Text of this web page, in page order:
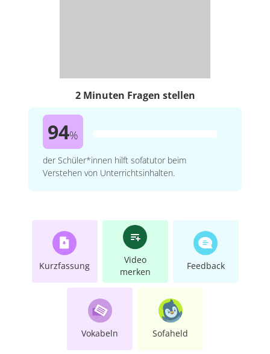
2 Minuten Fragen stellen
94%
der Schüler*innen hilft sofatutor beim
Verstehen von Unterrichtsinhalten.
Kurzfassung
Video
merken
Feedback
Vokabeln Sofaheld